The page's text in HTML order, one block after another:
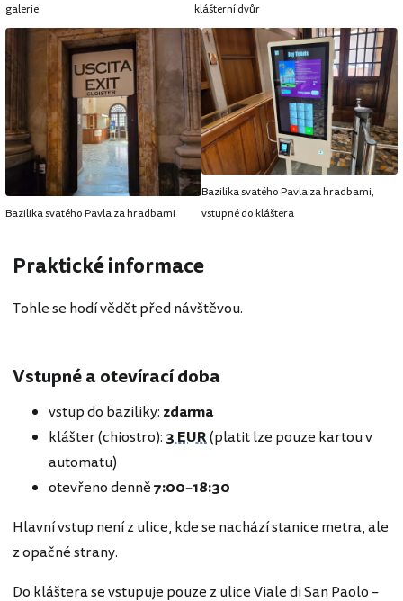
galerie
klášterní dvůr
Bazilika svatého Pavla za hradbami
Bazilika svatého Pavla za hradbami,
vstupné do kláštera
Praktické informace
Tohle se hodí vědět před návštěvou.
Vstupné a otevírací doba
vstup do baziliky: zdarma
klášter (chiostro): 3 EUR(platit lze pouze kartou v
automatu)
otevřeno denně7:00–18:30
Hlavní vstup není z ulice, kde se nachází stanice metra, ale
z opačné strany.
Do kláštera se vstupuje pouze z ulice Viale di San Paolo –